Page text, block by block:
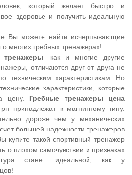
который желает быстро и
здоровье и получить идеальную
найти исчерпывающие
о многих гребных тренажерах!
тренажеры , как и многие другие
отличаются друг от друга не
техническим характеристикам. Но
характеристики, которые
цену.
Гребные тренажеры цена
принадлежат к магнитному типу.
дороже чем у механических
большей надежности тренажеров
купите такой спортивный тренажер
о плохом самочувствии и признаках
станет идеальной, как у